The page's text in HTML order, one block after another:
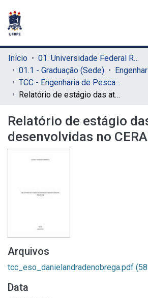
Início
01. Universidade Federal Rural de Pernambuco - UFRPE (Sede)
01.1 - Graduação (Sede)
TCC - Engenharia de Pesca (Sede)
Relatório de estágio das atividades desenvolvidas no CERAQUA/SF
Relatório de estágio
desenvolvidas no
Arquivos
tcc_eso_danielandradenobrega.pdf
Data